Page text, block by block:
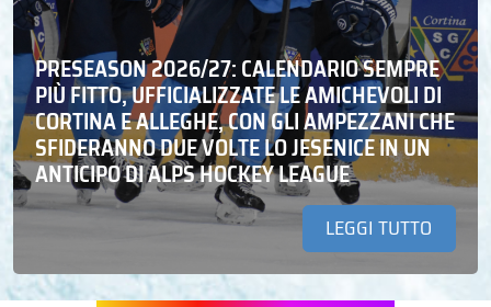
PRESEASON 2026/27: CALENDARIO SEMPRE
PIÙ FITTO, UFFICIALIZZATE LE AMICHEVOLI DI
CORTINA E ALLEGHE, CON GLI AMPEZZANI CHE
SFIDERANNO DUE VOLTE LO JESENICE IN UN
ANTICIPO DI ALPS HOCKEY LEAGUE
LEGGI TUTTO